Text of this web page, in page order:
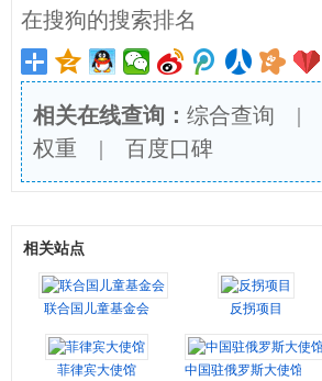
在搜狗的搜索排名
相关在线查询： 综合查询 |
权重 | 百度口碑
相关站点
联合国儿童基金会 反拐项目
菲律宾大使馆 中国驻俄罗斯大使馆